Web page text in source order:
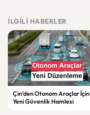
İLGILI HABERLER
Çin’den Otonom Araçlar İçin
Yeni Güvenlik Hamlesi